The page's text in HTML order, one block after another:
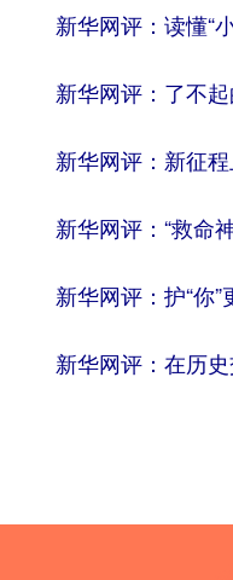
新华网评：读懂“
新华网评：了不
新华网评：新征
新华网评：“救命
新华网评：护“你”
新华网评：在历